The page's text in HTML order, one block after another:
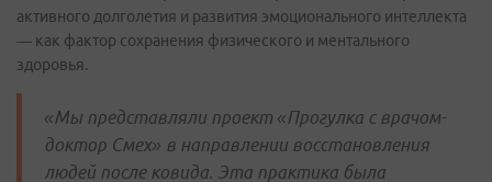
активного долголетия и развития эмоционального интеллекта
— как фактор сохранения физического и ментального
здоровья.
«Мы представляли проект «Прогулка с врачом-
доктор Смех» в направлении восстановления
людей после ковида. Эта практика была